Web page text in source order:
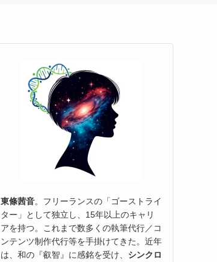
東條茜音。フリーランスの「ゴーストライ
ター」として独立し、15年以上のキャリ
アを持つ。これまで数多くの執筆代行／コ
ンテンツ制作代行等を手掛けてきた。近年
は、和の『叡智』に感銘を受け、 シンクロ